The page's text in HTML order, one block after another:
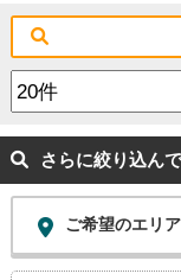
さらに絞り込ん
ご希望のエリ